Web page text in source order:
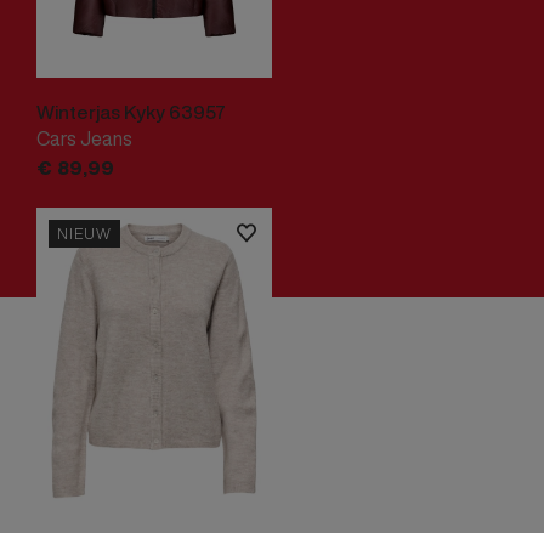
Winterjas Kyky 63957
Cars Jeans
€ 89,99
NIEUW